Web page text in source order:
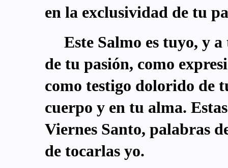
en la exclusividad de tu
Este Salmo es tuyo, y
de tu pasión, como
como testigo dolorido de
cuerpo y en tu alma.
Viernes Santo, palabras
de tocarlas yo.